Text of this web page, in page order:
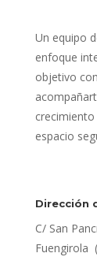
Un equipo
enfoque
objetivo
espacio
Dirección
C/ San
Fuengirola